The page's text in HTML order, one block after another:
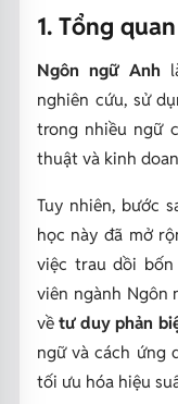
1. Tổng
Ngôn ngữ Anh
nghiên cứu, sử
trong nhiều ngữ
thuật và kinh
Tuy nhiên, bước
học này đã mở
việc trau dồi
viên ngành Ngôn
vềtư duy phản
ngữ và cách ứng
tối ưu hóa hiệu